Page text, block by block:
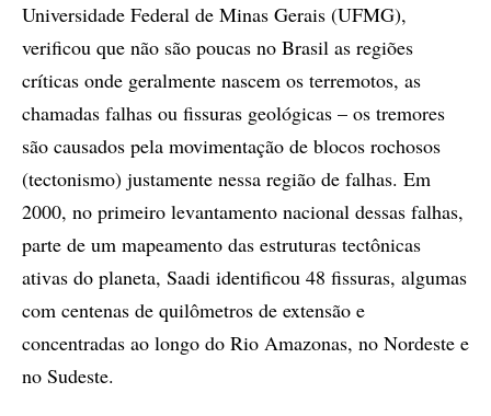
Universidade Federal de Minas Gerais (UFMG),
verificou que não são poucas no Brasil as regiões
críticas onde geralmente nascem os terremotos, as
chamadas falhas ou fissuras geológicas – os tremores
são causados pela movimentação de blocos rochosos
(tectonismo) justamente nessa região de falhas. Em
2000, no primeiro levantamento nacional dessas falhas,
parte de um mapeamento das estruturas tectônicas
ativas do planeta, Saadi identificou 48 fissuras, algumas
com centenas de quilômetros de extensão e
concentradas ao longo do Rio Amazonas, no Nordeste e
no Sudeste.